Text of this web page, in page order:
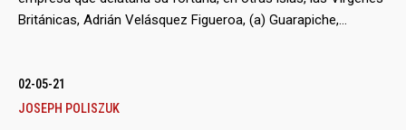
Británicas, Adrián Velásquez Figueroa, (a) Guarapiche,
un valioso terreno en República Dominicana. Estos negocios
en islas tropicales, de por sí caudalosos, ilustran además los
02-05-21
JOSEPH POLISZUK